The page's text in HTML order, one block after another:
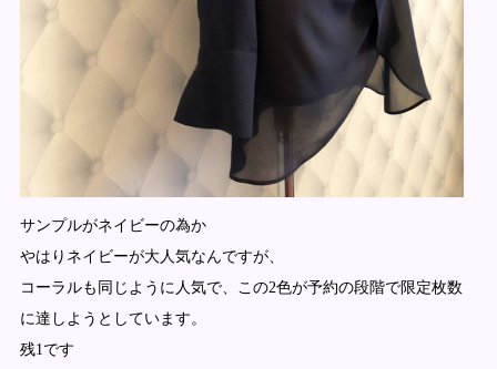
サンプルがネイビーの為か
やはりネイビーが大人気なんですが、
コーラルも同じように人気で、この2色が予約の段階で限定枚数
に達しようとしています。
残1です